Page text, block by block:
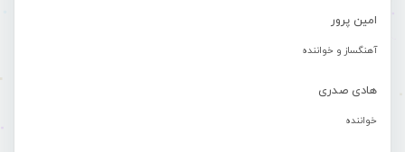
امین پرور
آهنگساز و خواننده
هادی صدری
خواننده